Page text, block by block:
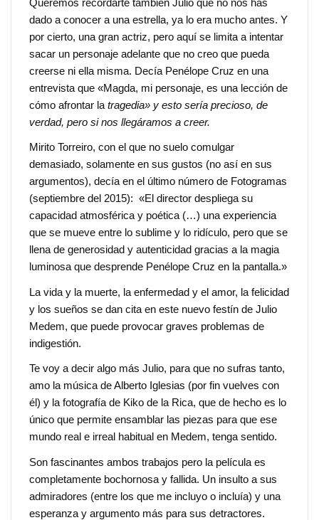
Queremos recordarte también Julio que no nos has
dado a conocer a una estrella, ya lo era mucho antes. Y
por cierto, una gran actriz, pero aquí se limita a intentar
sacar un personaje adelante que no creo que pueda
creerse ni ella misma. Decía Penélope Cruz en una
entrevista que «Magda, mi personaje, es una lección de
cómo afrontar la tragedia» y esto sería precioso, de
verdad, pero si nos llegáramos a creer.
Mirito Torreiro, con el que no suelo comulgar
demasiado, solamente en sus gustos (no así en sus
argumentos), decía en el último número de Fotogramas
(septiembre del 2015): «El director despliega su
capacidad atmosférica y poética (…) una experiencia
que se mueve entre lo sublime y lo ridículo, pero que se
llena de generosidad y autenticidad gracias a la magia
luminosa que desprende Penélope Cruz en la pantalla.»
La vida y la muerte, la enfermedad y el amor, la felicidad
y los sueños se dan cita en este nuevo festín de Julio
Medem, que puede provocar graves problemas de
indigestión.
Te voy a decir algo más Julio, para que no sufras tanto,
amo la música de Alberto Iglesias (por fin vuelves con
él) y la fotografía de Kiko de la Rica, que de hecho es lo
único que permite ensamblar las piezas para que ese
mundo real e irreal habitual en Medem, tenga sentido.
Son fascinantes ambos trabajos pero la película es
completamente bochornosa y fallida. Un insulto a sus
admiradores (entre los que me incluyo o incluía) y una
esperanza y argumento más para sus detractores.